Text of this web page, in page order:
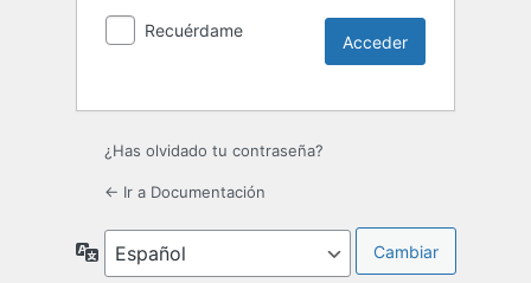
Recuérdame
¿Has olvidado tu contraseña?
← Ir a Documentación
Idioma